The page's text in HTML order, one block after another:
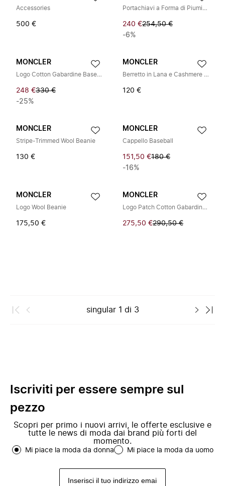
Accessories
500 €
Portachiavi a Forma di Piumino
240 €254,50 €
-6%
MONCLER
Logo Cotton Gabardine Baseball Cap
248 €330 €
-25%
MONCLER
Berretto in Lana e Cashmere con Logo Ricamato
120 €
MONCLER
Stripe-Trimmed Wool Beanie
130 €
MONCLER
Cappello Baseball
151,50 €180 €
-16%
MONCLER
Logo Wool Beanie
175,50 €
MONCLER
Logo Patch Cotton Gabardine Baseball Cap
275,50 €290,50 €
singular 1 di 3
Iscriviti per essere sempre sul
pezzo
Scopri per primo i nuovi arrivi, le offerte esclusive e
tutte le news di moda dai brand più forti del
momento.
Mi piace la moda da donna Mi piace la moda da uomo